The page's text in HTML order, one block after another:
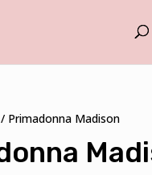
Primadonna Madison